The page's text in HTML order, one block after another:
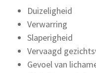
Duizeligheid
Verwarring
Slaperigheid
Vervaagd
Gevoel van